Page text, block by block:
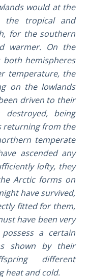
would at the
the tropical and
for the southern
warmer. On the
both hemispheres
temperature, the
on the lowlands
driven to their
being
returning from the
temperate
ascended any
lofty, they
Arctic forms on
have survived,
fitted for them,
have been very
a certain
shown by their
different
heat and cold.